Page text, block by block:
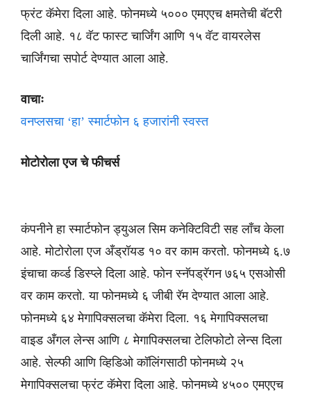
फ्रंट कॅमेरा दिला आहे. फोनमध्ये ५००० एमएएच क्षमतेची बॅटरी
दिली आहे. १८ वॅट फास्ट चार्जिंग आणि १५ वॅट वायरलेस
चार्जिंगचा सपोर्ट देण्यात आला आहे.
वाचाः
वनप्लसचा ‘हा’ स्मार्टफोन ६ हजारांनी स्वस्त
मोटोरोला एज चे फीचर्स
कंपनीने हा स्मार्टफोन ड्युअल सिम कनेक्टिविटी सह लाँच केला
आहे. मोटोरोला एज अँड्रॉयड १० वर काम करतो. फोनमध्ये ६.७
इंचाचा कर्व्ड डिस्प्ले दिला आहे. फोन स्नॅपड्रॅगन ७६५ एसओसी
वर काम करतो. या फोनमध्ये ६ जीबी रॅम देण्यात आला आहे.
फोनमध्ये ६४ मेगापिक्सलचा कॅमेरा दिला. १६ मेगापिक्सलचा
वाइड अँगल लेन्स आणि ८ मेगापिक्सलचा टेलिफोटो लेन्स दिला
आहे. सेल्फी आणि व्हिडिओ कॉलिंगसाठी फोनमध्ये २५
मेगापिक्सलचा फ्रंट कॅमेरा दिला आहे. फोनमध्ये ४५०० एमएएच